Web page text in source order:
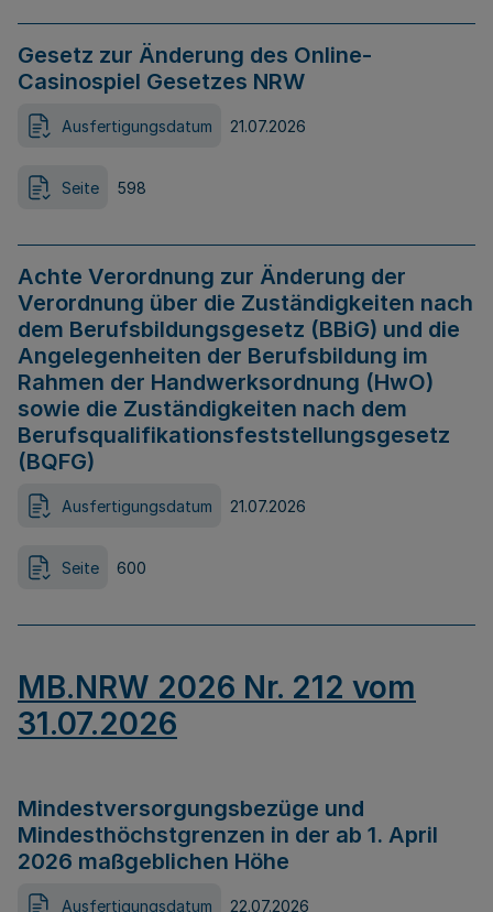
Gesetz zur Änderung des Online-
Casinospiel Gesetzes NRW
Ausfertigungsdatum 21.07.2026
Seite 598
Achte Verordnung zur Änderung der
Verordnung über die Zuständigkeiten nach
dem Berufsbildungsgesetz (BBiG) und die
Angelegenheiten der Berufsbildung im
Rahmen der Handwerksordnung (HwO)
sowie die Zuständigkeiten nach dem
Berufsqualifikationsfeststellungsgesetz
(BQFG)
Ausfertigungsdatum 21.07.2026
Seite 600
MB.NRW 2026 Nr. 212 vom
31.07.2026
Mindestversorgungsbezüge und
Mindesthöchstgrenzen in der ab 1. April
2026 maßgeblichen Höhe
Ausfertigungsdatum 22.07.2026